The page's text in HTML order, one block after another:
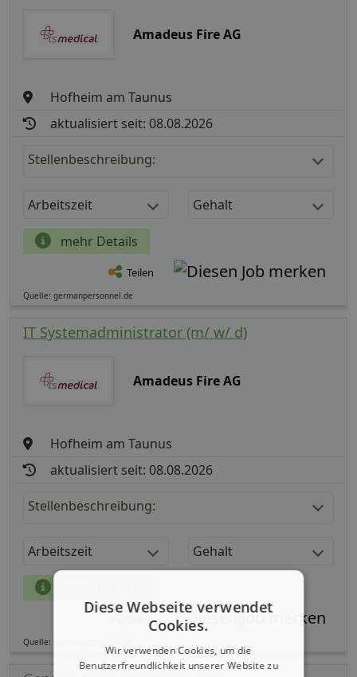
Amadeus Fire AG
Hofheim am Taunus
aktualisiert seit: 08.08.2026
Stellenbeschreibung:
Arbeitszeit Gehalt
mehr Details
Teilen
Quelle: germanpersonnel.de
IT Systemadministrator (m/ w/ d)
Amadeus Fire AG
Hofheim am Taunus
aktualisiert seit: 08.08.2026
Stellenbeschreibung:
Arbeitszeit Gehalt
Teilen
Quelle: germanpersonnel.de
Diese Webseite verwendet
Cookies.
Wir verwenden Cookies, um die
Benutzerfreundlichkeit unserer Website zu